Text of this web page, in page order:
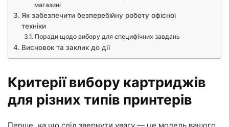
магазині
Як забезпечити безперебійну роботу офісної
техніки
Поради щодо вибору для специфічних завдань
Висновок та заклик до дії
Критерії вибору картриджів
для різних типів принтерів